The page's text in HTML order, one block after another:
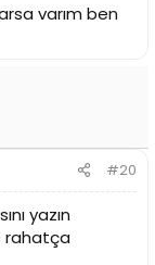
varım ben
#20
yazın
rahatça